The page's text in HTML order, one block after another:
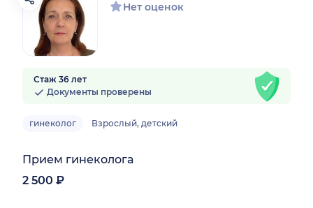
Нет оценок
Стаж 36 лет
Документы проверены
гинеколог Взрослый, детский
Прием гинеколога
2 500 ₽